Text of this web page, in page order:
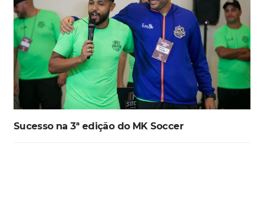
Sucesso na 3ª edição do MK Soccer